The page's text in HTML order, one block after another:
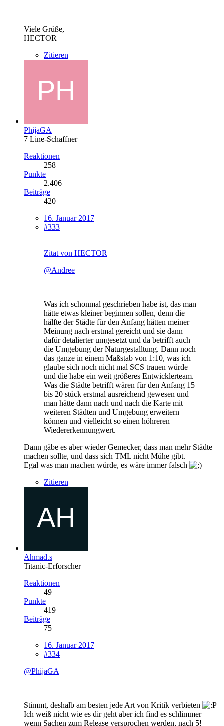
Viele Grüße,
HECTOR
Zitieren
PhijaGA
7 Line-Schaffner
Reaktionen
258
Punkte
2.406
Beiträge
420
16. Januar 2017
#333
Zitat von HECTOR
@Andree
Was ich schonmal geschrieben habe ist, das man
hätte etwas kleiner beginnen sollen, denn die
hälfte der Städte für den Anfang hätten meiner
Meinung nach erstmal gereicht und sie dann
dafür detalierter umgesetzt und da betrifft auch
die Umgebung der Naturgestalltung. Dann noch
das ganze in einem Maßstab von 1:10, was ich
glaube sich noch nicht mal SCS trauen würde
und die habe ein weit größeres Entwicklerteam.
Was die Städte betrifft wären für den Anfang 15
bis 20 stück erstmal ausreichend gewesen und
man hätte dann nach und nach die Karte mit
weiteren Städten und Umgebung erweitern
können und vielleicht so einen höhreren
Wiedererkennungwert.
Dann gäbe es aber wieder Gemecker, dass man mehr Städte
machen sollte, und dass sich TML nicht Mühe gibt.
Egal was man machen würde, es wäre immer falsch
Zitieren
Ahmad.s
Titanic-Erforscher
Reaktionen
49
Punkte
419
Beiträge
75
16. Januar 2017
#334
@PhijaGA
Stimmt, deshalb am besten jede Art von Kritik verbieten
Ich weiß nicht wie es dir geht aber ich find es schlimmer
wenn Sachen zum Release versprochen werden, nach 5!